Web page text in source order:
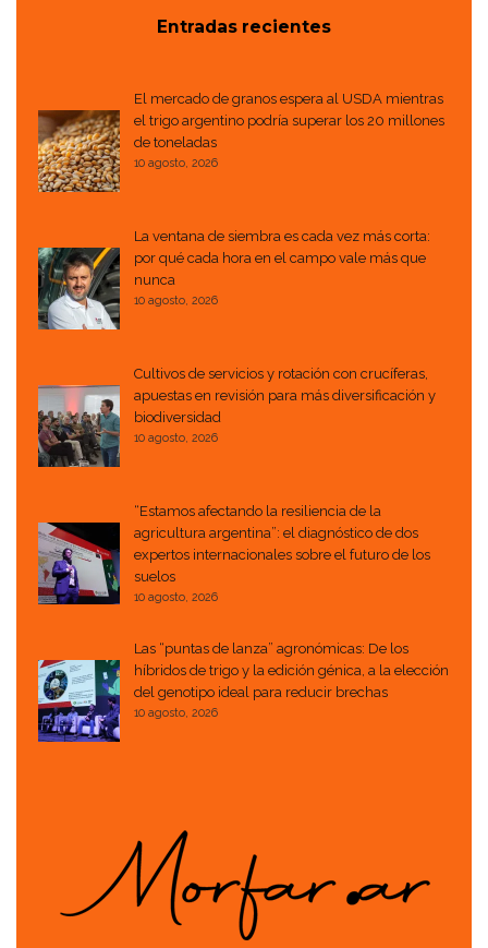
Entradas recientes
El mercado de granos espera al USDA mientras
el trigo argentino podría superar los 20 millones
de toneladas
10 agosto, 2026
La ventana de siembra es cada vez más corta:
por qué cada hora en el campo vale más que
nunca
10 agosto, 2026
Cultivos de servicios y rotación con crucíferas,
apuestas en revisión para más diversificación y
biodiversidad
10 agosto, 2026
“Estamos afectando la resiliencia de la
agricultura argentina”: el diagnóstico de dos
expertos internacionales sobre el futuro de los
suelos
10 agosto, 2026
Las “puntas de lanza” agronómicas: De los
híbridos de trigo y la edición génica, a la elección
del genotipo ideal para reducir brechas
10 agosto, 2026